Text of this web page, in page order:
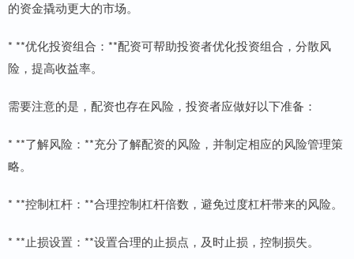
的资金撬动更大的市场。
* **优化投资组合：**配资可帮助投资者优化投资组合，分散风
险，提高收益率。
需要注意的是，配资也存在风险，投资者应做好以下准备：
* **了解风险：**充分了解配资的风险，并制定相应的风险管理策
略。
* **控制杠杆：**合理控制杠杆倍数，避免过度杠杆带来的风险。
* **止损设置：**设置合理的止损点，及时止损，控制损失。